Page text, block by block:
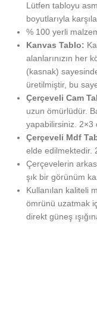
Lütfen tabloyu
boyutlarıyla
% 100 yerli
Kanvas Tablo:
alanlarınızın her
(kasnak)
üretilmiştir, bu
Çerçeveli Cam
uzun ömürlüdür.
yapabilirsiniz. 2×3
Çerçeveli Mdf
elde edilmektedir.
Çerçevelerin
şık bir görünüm
Kullanılan kaliteli
ömrünü uzatmak
direkt güneş